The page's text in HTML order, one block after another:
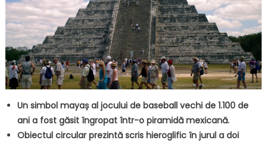
Un simbol mayaș al jocului de baseball vechi de 1.100 de
ani a fost găsit îngropat într-o piramidă mexicană.
Obiectul circular prezintă scris hieroglific în jurul a doi